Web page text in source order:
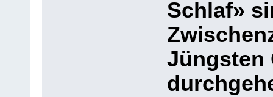
Schlaf»
Jüngsten